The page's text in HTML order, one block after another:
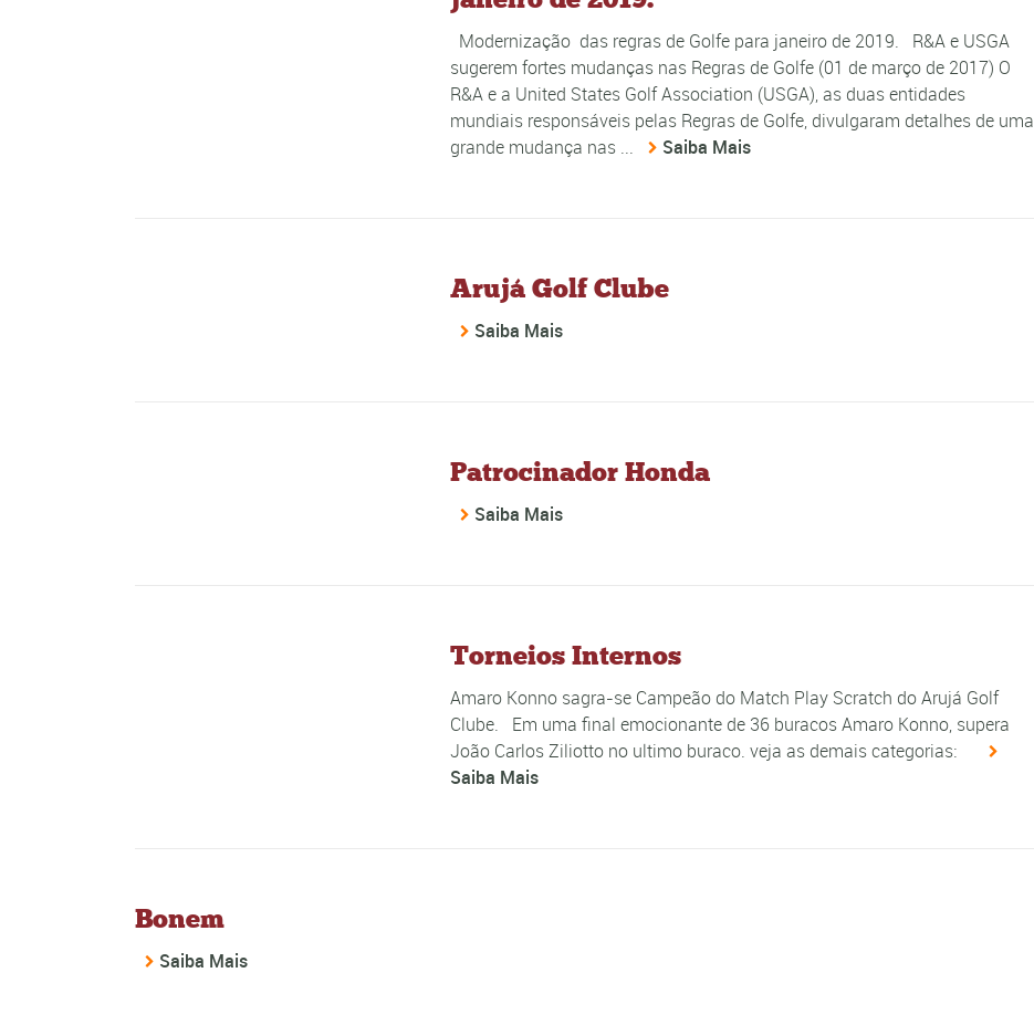
Modernização das regras de Golfe para janeiro de 2019. R&A e USGA
sugerem fortes mudanças nas Regras de Golfe (01 de março de 2017) O
R&A e a United States Golf Association (USGA), as duas entidades
mundiais responsáveis pelas Regras de Golfe, divulgaram detalhes de uma
grande mudança nas ...
Saiba Mais
Arujá Golf Clube
Saiba Mais
Patrocinador Honda
Saiba Mais
Torneios Internos
Amaro Konno sagra-se Campeão do Match Play Scratch do Arujá Golf
Clube. Em uma final emocionante de 36 buracos Amaro Konno, supera
João Carlos Ziliotto no ultimo buraco. veja as demais categorias:
Saiba Mais
Bonem
Saiba Mais